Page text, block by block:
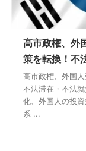
高市政権、外
策を転換！不
高市政権、外国
不法滞在・不法
化、外国人の投
系 ...